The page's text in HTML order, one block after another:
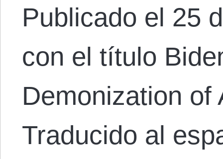
Publicado el 25
con el título
Demonization of
Traducido al